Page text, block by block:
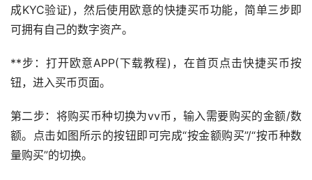
成KYC验证)，然后使用欧意的快捷买币功能，简单三步即
可拥有自己的数字资产。
**步：打开欧意APP(下载教程)，在首页点击快捷买币按
钮，进入买币页面。
第二步：将购买币种切换为vv币，输入需要购买的金额/数
额。点击如图所示的按钮即可完成“按金额购买”/“按币种数
量购买”的切换。